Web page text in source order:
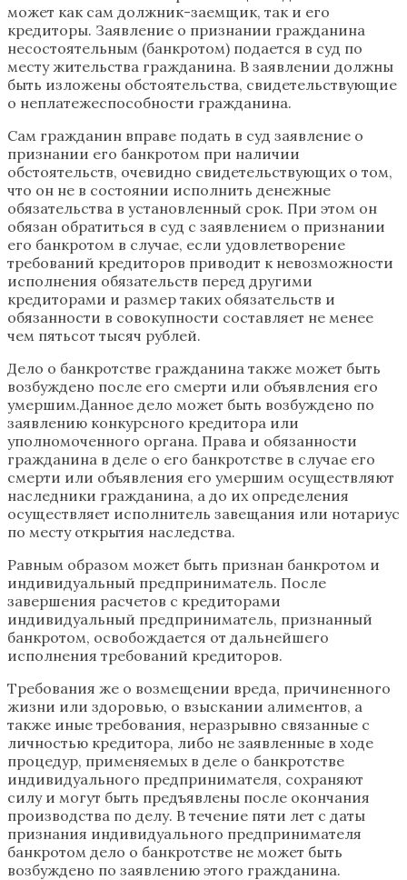
может как сам должник-заемщик, так и его
кредиторы. Заявление о признании гражданина
несостоятельным (банкротом) подается в суд по
месту жительства гражданина. В заявлении должны
быть изложены обстоятельства, свидетельствующие
о неплатежеспособности гражданина.
Сам гражданин вправе подать в суд заявление о
признании его банкротом при наличии
обстоятельств, очевидно свидетельствующих о том,
что он не в состоянии исполнить денежные
обязательства в установленный срок. При этом он
обязан обратиться в суд с заявлением о признании
его банкротом в случае, если удовлетворение
требований кредиторов приводит к невозможности
исполнения обязательств перед другими
кредиторами и размер таких обязательств и
обязанности в совокупности составляет не менее
чем пятьсот тысяч рублей.
Дело о банкротстве гражданина также может быть
возбуждено после его смерти или объявления его
умершим.Данное дело может быть возбуждено по
заявлению конкурсного кредитора или
уполномоченного органа. Права и обязанности
гражданина в деле о его банкротстве в случае его
смерти или объявления его умершим осуществляют
наследники гражданина, а до их определения
осуществляет исполнитель завещания или нотариус
по месту открытия наследства.
Равным образом может быть признан банкротом и
индивидуальный предприниматель. После
завершения расчетов с кредиторами
индивидуальный предприниматель, признанный
банкротом, освобождается от дальнейшего
исполнения требований кредиторов.
Требования же о возмещении вреда, причиненного
жизни или здоровью, о взыскании алиментов, а
также иные требования, неразрывно связанные с
личностью кредитора, либо не заявленные в ходе
процедур, применяемых в деле о банкротстве
индивидуального предпринимателя, сохраняют
силу и могут быть предъявлены после окончания
производства по делу. В течение пяти лет с даты
признания индивидуального предпринимателя
банкротом дело о банкротстве не может быть
возбуждено по заявлению этого гражданина.